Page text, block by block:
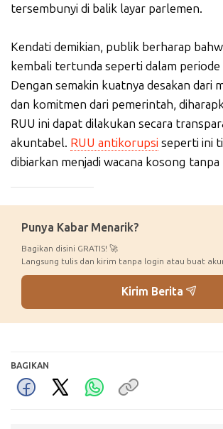
tersembunyi di balik layar parlemen.
Kendati demikian, publik berharap
kembali tertunda seperti dalam periode
Dengan semakin kuatnya desakan dari
dan komitmen dari pemerintah,
RUU ini dapat dilakukan secara
akuntabel. RUU antikorupsi seperti ini
dibiarkan menjadi wacana kosong tanpa
Punya Kabar Menarik?
Bagikan disini GRATIS! 🚀
Langsung tulis dan kirim tanpa login atau buat
Kirim Berita
BAGIKAN